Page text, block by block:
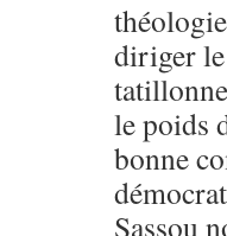
diriger
le poids
bonne
Sassou